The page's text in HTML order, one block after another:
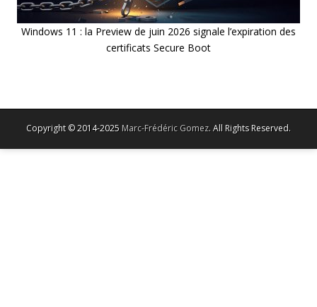
Windows 11 : la Preview de juin 2026 signale l’expiration des
certificats Secure Boot
Copyright © 2014-2025 Marc-Frédéric Gomez. All Rights Reserved.